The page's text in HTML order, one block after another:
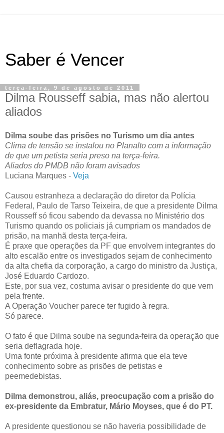
Saber é Vencer
terça-feira, 9 de agosto de 2011
Dilma Rousseff sabia, mas não alertou
aliados
Dilma soube das prisões no Turismo um dia antes
Clima de tensão se instalou no Planalto com a informação
de que um petista seria preso na terça-feira.
Aliados do PMDB não foram avisados
Luciana Marques - Veja
Causou estranheza a declaração do diretor da Polícia
Federal, Paulo de Tarso Teixeira, de que a presidente Dilma
Rousseff só ficou sabendo da devassa no Ministério dos
Turismo quando os policiais já cumpriam os mandados de
prisão, na manhã desta terça-feira.
É praxe que operações da PF que envolvem integrantes do
alto escalão entre os investigados sejam de conhecimento
da alta chefia da corporação, a cargo do ministro da Justiça,
José Eduardo Cardozo.
Este, por sua vez, costuma avisar o presidente do que vem
pela frente.
A Operação Voucher parece ter fugido à regra.
Só parece.
O fato é que Dilma soube na segunda-feira da operação que
seria deflagrada hoje.
Uma fonte próxima à presidente afirma que ela teve
conhecimento sobre as prisões de petistas e
peemedebistas.
Dilma demonstrou, aliás, preocupação com a prisão do
ex-presidente da Embratur, Mário Moyses, que é do PT.
A presidente questionou se não haveria possibilidade de